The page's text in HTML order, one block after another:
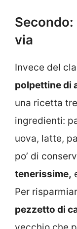
via
Invece del
polpettine di
una ricetta
ingredienti:
uova, latte,
po’ di
tenerissime,
Per
pezzetto di